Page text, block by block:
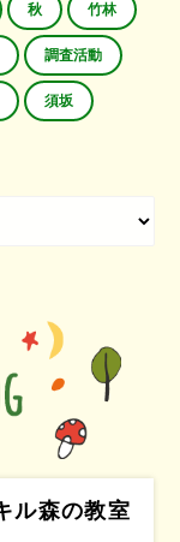
秋 竹林
調査活動
須坂
ル森の教室